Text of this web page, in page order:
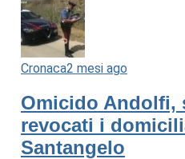
Cronaca2 mesi ago
Omicido Andolfi,
revocati i
Santangelo